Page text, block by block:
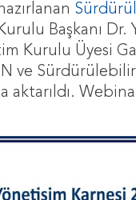
Başkanı Dr.
Kurulu Üyesi
ve
aktarıldı.